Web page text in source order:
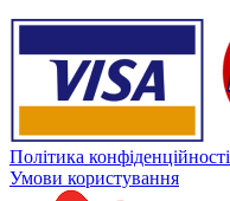
Політика конфіденційності
Умови користування